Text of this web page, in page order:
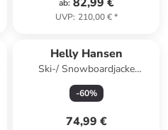
ab:
UVP: 210,00 €*
Helly Hansen
Ski-/ Snowboardjacke
"Summit 2.0" in Schwarz
-60%
74,99 €